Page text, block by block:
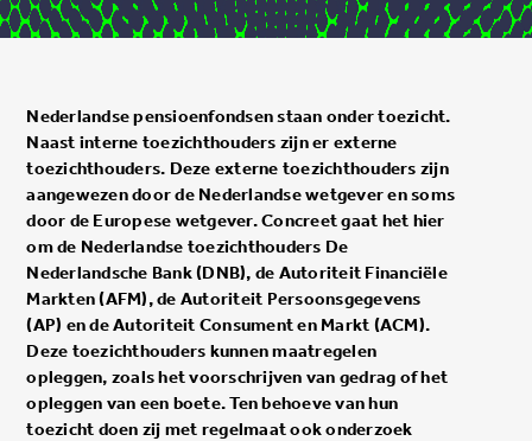
Nederlandse pensioenfondsen staan onder toezicht.
Naast interne toezichthouders zijn er externe
toezichthouders. Deze externe toezichthouders zijn
aangewezen door de Nederlandse wetgever en soms
door de Europese wetgever. Concreet gaat het hier
om de Nederlandse toezichthouders De
Nederlandsche Bank (DNB), de Autoriteit Financiële
Markten (AFM), de Autoriteit Persoonsgegevens
(AP) en de Autoriteit Consument en Markt (ACM).
Deze toezichthouders kunnen maatregelen
opleggen, zoals het voorschrijven van gedrag of het
opleggen van een boete. Ten behoeve van hun
toezicht doen zij met regelmaat ook onderzoek